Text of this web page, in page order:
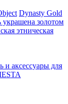
Dynasty Gold
украшена золотом
этническая
и аксессуары для